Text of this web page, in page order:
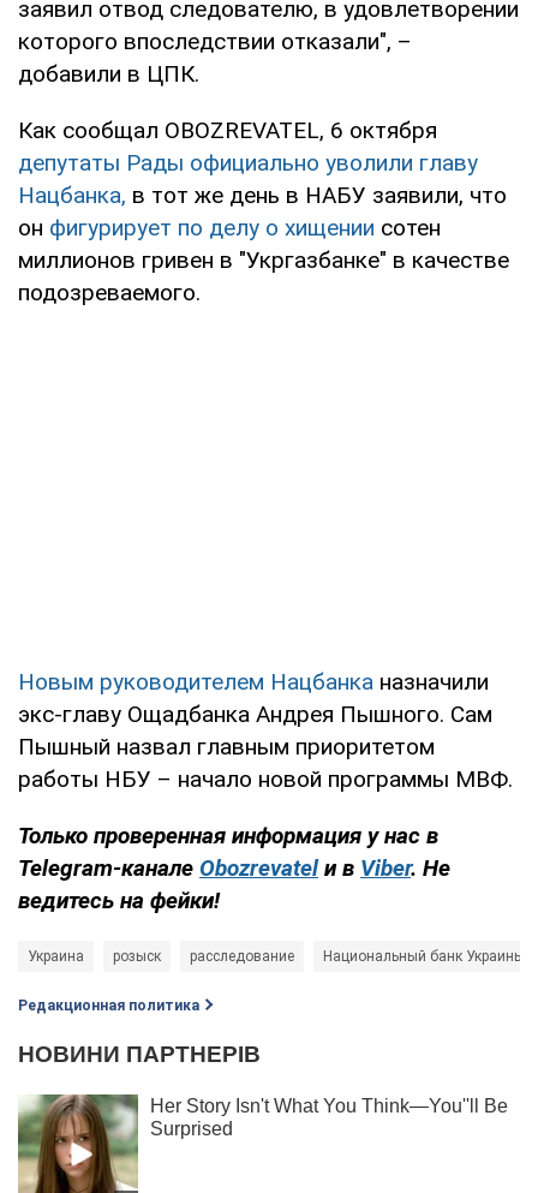
заявил отвод следователю, в удовлетворении
которого впоследствии отказали", –
добавили в ЦПК.
Как сообщал OBOZREVATEL, 6 октября
депутаты Рады официально уволили главу
Нацбанка, в тот же день в НАБУ заявили, что
он фигурирует по делу о хищении сотен
миллионов гривен в "Укргазбанке" в качестве
подозреваемого.
Новым руководителем Нацбанка назначили
экс-главу Ощадбанка Андрея Пышного. Сам
Пышный назвал главным приоритетом
работы НБУ – начало новой программы МВФ.
Только проверенная информация у нас в
Telegram-канале Obozrevatel и в Viber. Не
ведитесь на фейки!
Украина розыск расследование Национальный банк Украины
Редакционная политика